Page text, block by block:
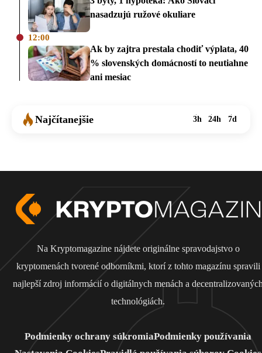
nasadzujú ružové okuliare
12:00
Ak by zajtra prestala chodiť výplata, 40
% slovenských domácností to neutiahne
ani mesiac
Najčítanejšie 3h 24h 7d
Na Kryptomagazine nájdete originálne spravodajstvo o
kryptomenách tvorené odborníkmi, ktorí z tohto magazínu spravili
najlepší zdroj informácií o digitálnych menách a
technológiách.
Podmienky ochrany súkromiaPodmienky používania